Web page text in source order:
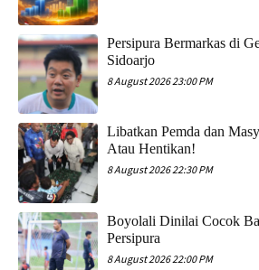
Persipura Bermarkas di
Sidoarjo
8 August 2026 23:00 PM
Libatkan Pemda dan
Atau Hentikan!
8 August 2026 22:30 PM
Boyolali Dinilai Cocok
Persipura
8 August 2026 22:00 PM